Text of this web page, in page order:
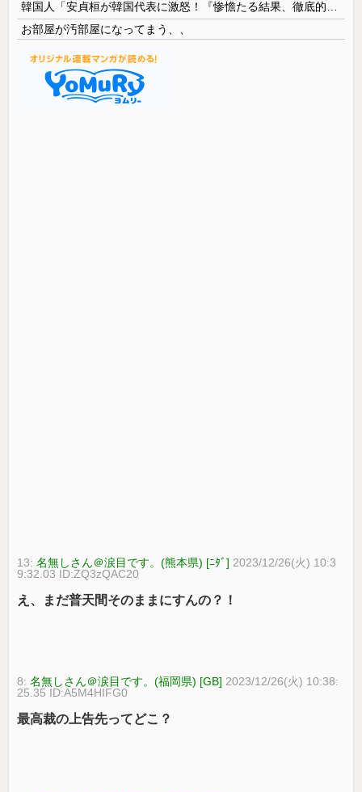
お部屋が汚部屋になってまう、、
13:名無しさん＠涙目です。(熊本県) [ﾆﾀﾞ] 2023/12/26(火) 10:3
9:32.03 ID:ZQ3zQAC20
え、まだ普天間そのままにすんの？！
8:名無しさん＠涙目です。(福岡県) [GB] 2023/12/26(火) 10:38:
25.35 ID:A5M4HIFG0
最高裁の上告先ってどこ？